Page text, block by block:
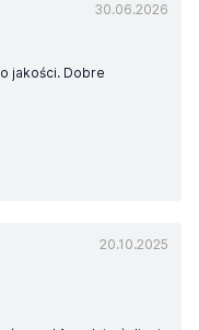
30.06.2026
jakości. Dobre
20.10.2025